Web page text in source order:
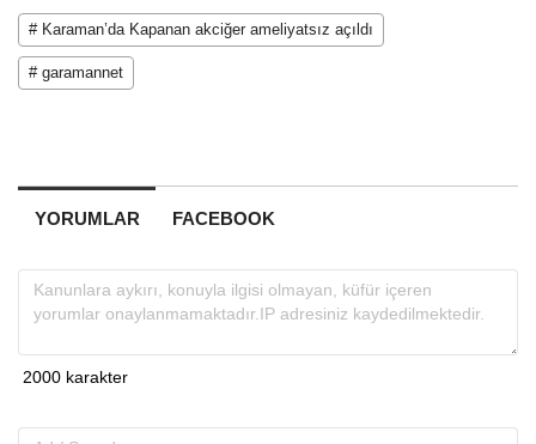
# Karaman’da Kapanan akciğer ameliyatsız açıldı
# garamannet
YORUMLAR FACEBOOK